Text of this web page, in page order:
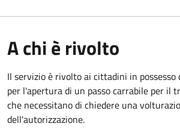
A chi è rivolto
Il servizio è rivolto ai cittadini in possesso
per l'apertura di un passo carrabile per il
che necessitano di chiedere una
dell'autorizzazione.